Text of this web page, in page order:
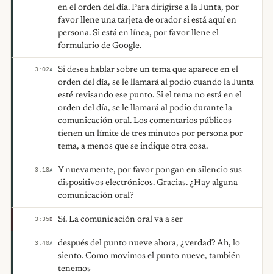
en el orden del día. Para dirigirse a la Junta, por
favor llene una tarjeta de orador si está aquí en
persona. Si está en línea, por favor llene el
formulario de Google.
3:02A
Si desea hablar sobre un tema que aparece en el
orden del día, se le llamará al podio cuando la Junta
esté revisando ese punto. Si el tema no está en el
orden del día, se le llamará al podio durante la
comunicación oral. Los comentarios públicos
tienen un límite de tres minutos por persona por
tema, a menos que se indique otra cosa.
3:18A
Y nuevamente, por favor pongan en silencio sus
dispositivos electrónicos. Gracias. ¿Hay alguna
comunicación oral?
3:35B Sí. La comunicación oral va a ser
3:40A
después del punto nueve ahora, ¿verdad? Ah, lo
siento. Como movimos el punto nueve, también
tenemos